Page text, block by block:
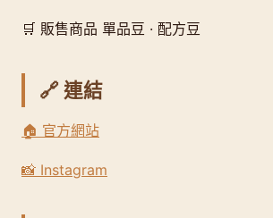
🛒 販售商品 單品豆 · 配方豆
🔗 連結
🏠 官方網站
📸 Instagram